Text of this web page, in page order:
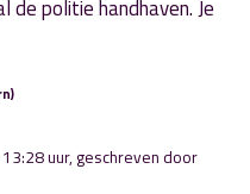
de politie handhaven. Je
uur, geschreven door